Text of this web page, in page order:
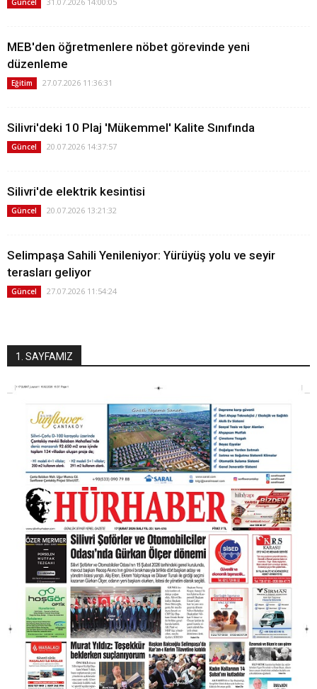
Güncel
MEB'den öğretmenlere nöbet görevinde yeni
düzenleme
Eğitim 27.07.2026 11:36:31
Silivri'deki 10 Plaj 'Mükemmel' Kalite Sınıfında
Güncel 20.07.2026 14:37:57
Silivri'de elektrik kesintisi
Güncel 20.07.2026 13:21:32
Selimpaşa Sahili Yenileniyor: Yürüyüş yolu ve seyir
terasları geliyor
Güncel 27.07.2026 11:54:24
1. SAYFAMIZ